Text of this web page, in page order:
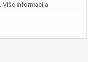
Više informacija